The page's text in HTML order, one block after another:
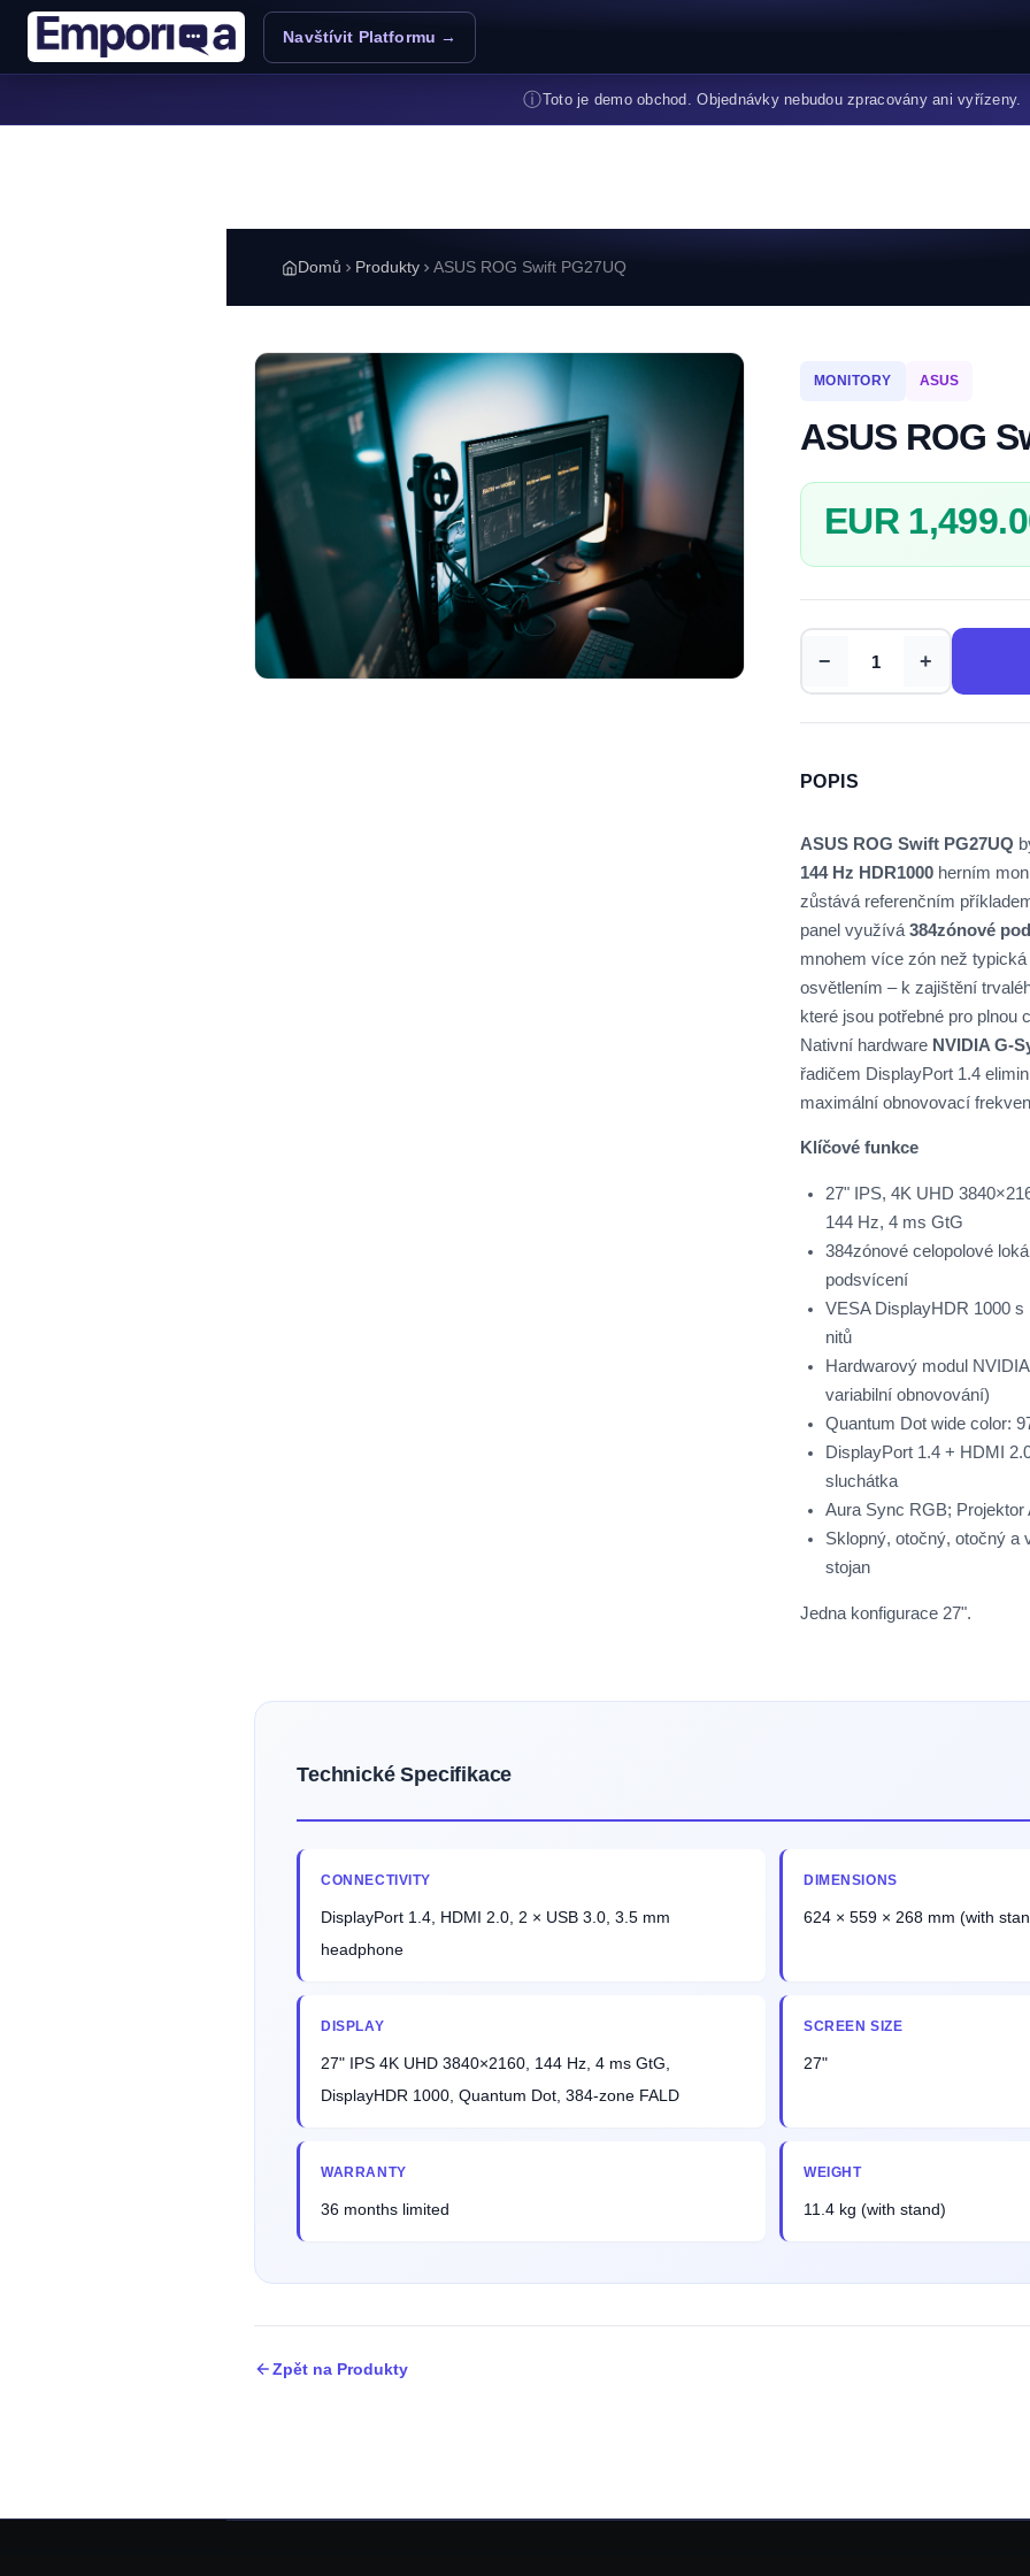
Přejít k hlavnímu obsahu
Navštívit Platformu →
ⓘToto je demo obchod. Objednávky nebudou zpracovány ani vyřízeny.
Domů Produkty ASUS ROG Swift PG27UQ
MONITORY ASUS
ASUS ROG
EUR
− +
POPIS
ASUS ROG Swift PG27UQ
144 Hz HDR1000herním
zůstává referenčním
panel využívá 384zónové
mnohem více zón než
osvětlením – k zajištění
které jsou potřebné pro plnou
Nativní hardware NVIDIA G-
řadičem DisplayPort 1.4
maximální obnovovací
Klíčové funkce
27" IPS, 4K UHD
144 Hz, 4 ms GtG
384zónové celopolové
podsvícení
VESA DisplayHDR 1000
nitů
Hardwarový modul
variabilní obnovování)
Quantum Dot wide color:
DisplayPort 1.4 + HDMI
sluchátka
Aura Sync RGB; Projektor
Sklopný, otočný, otočný a
stojan
Jedna konfigurace 27".
Technické Specifikace
CONNECTIVITY
DisplayPort 1.4, HDMI 2.0, 2 × USB 3.0, 3.5 mm
headphone
DIMENSIONS
624 × 559 × 268 mm (with
DISPLAY
27" IPS 4K UHD 3840×2160, 144 Hz, 4 ms GtG,
DisplayHDR 1000, Quantum Dot, 384-zone FALD
SCREEN SIZE
27"
WARRANTY
36 months limited
WEIGHT
11.4 kg (with stand)
Zpět na Produkty